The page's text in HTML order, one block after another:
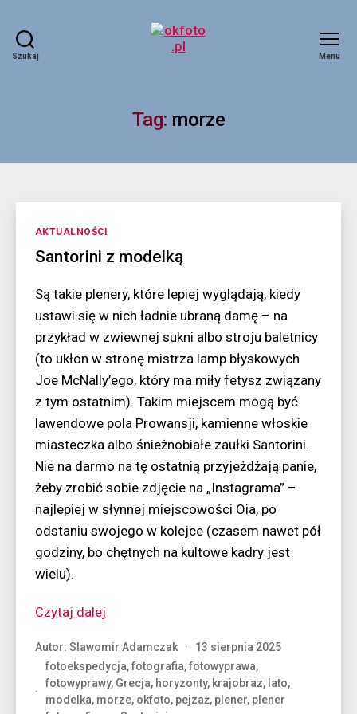
Szukaj Menu
Tag: morze
Kategorie
AKTUALNOŚCI
Santorini z modelką
Są takie plenery, które lepiej wyglądają, kiedy
ustawi się w nich ładnie ubraną damę – na
przykład w zwiewnej sukni albo stroju baletnicy
(to ukłon w stronę mistrza lamp błyskowych
Joe McNally’ego, który ma miły fetysz związany
z tym ostatnim). Takim miejscem mogą być
lawendowe pola Prowansji, kamienne włoskie
miasteczka albo śnieżnobiałe zaułki Santorini.
Nie na darmo na tę ostatnią przyjeżdżają panie,
żeby zrobić sobie zdjęcie na „Instagrama” –
najlepiej w słynnej miejscowości Oia, po
odstaniu swojego w kolejce (czasem nawet pół
godziny, bo chętnych na kultowe kadry jest
wielu).
Czytaj dalej
modelką”
Autor: Slawomir Adamczak
13 sierpnia 2025
fotoekspedycja,fotografia,fotowyprawa,
fotowyprawy, Grecja, horyzonty, krajobraz, lato,
modelka, morze, okfoto, pejzaż, plener, plener